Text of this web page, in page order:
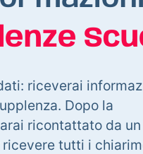
riceverai
Dopo la
ricontattato da un
tutti i